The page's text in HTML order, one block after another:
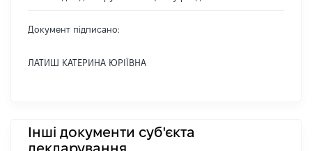
Документ підписано:
ЛАТИШ КАТЕРИНА ЮРІЇВНА
Інші документи суб'єкта
декларування